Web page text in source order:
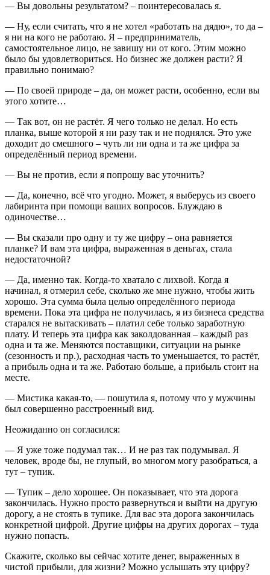
— Вы довольны результатом? – поинтересовалась я.
— Ну, если считать, что я не хотел «работать на дядю», то да –
я ни на кого не работаю. Я – предприниматель,
самостоятельное лицо, не завишу ни от кого. Этим можно
было бы удовлетвориться. Но бизнес же должен расти? Я
правильно понимаю?
— По своей природе – да, он может расти, особенно, если вы
этого хотите…
— Так вот, он не растёт. Я чего только не делал. Но есть
планка, выше которой я ни разу так и не поднялся. Это уже
доходит до смешного – чуть ли ни одна и та же цифра за
определённый период времени.
— Вы не против, если я попрошу вас уточнить?
— Да, конечно, всё что угодно. Может, я выберусь из своего
лабиринта при помощи ваших вопросов. Блуждаю в
одиночестве…
— Вы сказали про одну и ту же цифру – она равняется
планке? И вам эта цифра, выраженная в деньгах, стала
недостаточной?
— Да, именно так. Когда-то хватало с лихвой. Когда я
начинал, я отмерил себе, сколько же мне нужно, чтобы жить
хорошо. Эта сумма была целью определённого периода
времени. Пока эта цифра не получилась, я из бизнеса средства
старался не вытаскивать – платил себе только заработную
плату. И теперь эта цифра как заколдованная – каждый раз
одна и та же. Меняются поставщики, ситуации на рынке
(сезонность и пр.), расходная часть то уменьшается, то растёт,
а прибыль одна и та же. Работаю больше, а прибыль стоит на
месте.
— Мистика какая-то, — пошутила я, потому что у мужчины
был совершенно расстроенный вид.
Неожиданно он согласился:
— Я уже тоже подумал так… И не раз так подумывал. Я
человек, вроде бы, не глупый, во многом могу разобраться, а
тут – тупик.
— Тупик – дело хорошее. Он показывает, что эта дорога
закончилась. Нужно просто развернуться и выйти на другую
дорогу, а не стоять в тупике. Для вас эта дорога закончилась
конкретной цифрой. Другие цифры на других дорогах – туда
нужно попасть.
Скажите, сколько вы сейчас хотите денег, выраженных в
чистой прибыли, для жизни? Можно услышать эту цифру?